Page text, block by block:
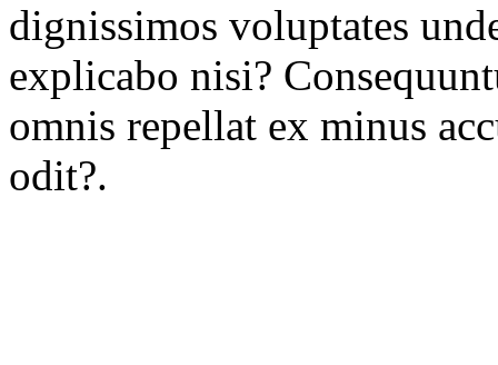
dignissimos voluptates
explicabo nisi?
omnis repellat ex minus
odit?.